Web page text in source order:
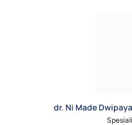
dr. Ni Made